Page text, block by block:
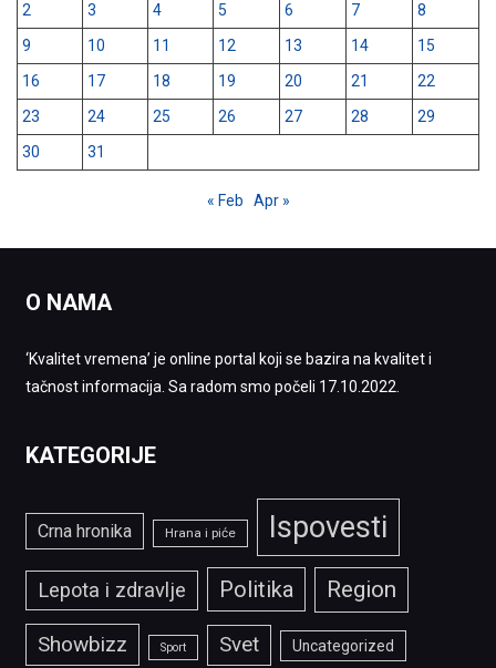
2
3 4 5 6 7
8
9
10 11 12 13 14
15
16
17 18 19 20 21
22
23
24 25 26 27 28
29
30
31
« Feb Apr »
O NAMA
‘Kvalitet vremena’ je online portal koji se bazira na kvalitet i
tačnost informacija. Sa radom smo počeli 17.10.2022.
KATEGORIJE
Crna hronika Hrana i piće Ispovesti
Lepota i zdravlje Politika Region
Showbizz Sport Svet Uncategorized